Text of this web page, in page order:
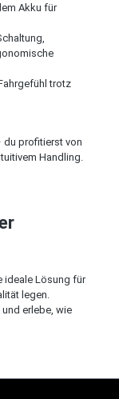
Akku für
trotz
du profitierst von
Handling.
ideale Lösung für
legen.
erlebe, wie